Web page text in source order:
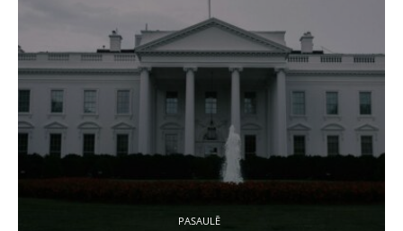
PASAULĒ